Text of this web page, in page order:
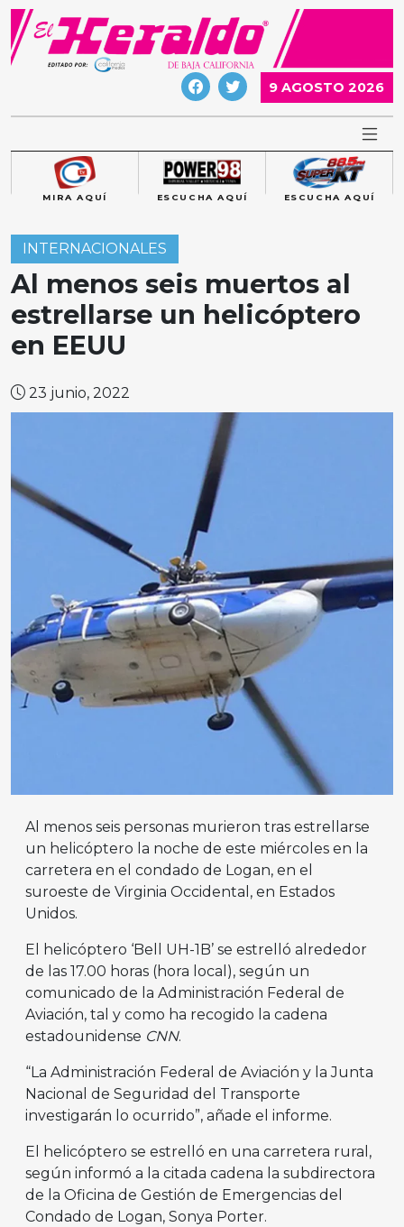
Skip
content
9 AGOSTO 2026
MIRA AQUÍ ESCUCHA AQUÍ ESCUCHA AQUÍ
INTERNACIONALES
Al menos seis muertos al
estrellarse un helicóptero
en EEUU
23 junio, 2022
Al menos seis personas murieron tras estrellarse
un helicóptero la noche de este miércoles en la
carretera en el condado de Logan, en el
suroeste de Virginia Occidental, en Estados
Unidos.
El helicóptero ‘Bell UH-1B’ se estrelló alrededor
de las 17.00 horas (hora local), según un
comunicado de la Administración Federal de
Aviación, tal y como ha recogido la cadena
estadounidense CNN.
“La Administración Federal de Aviación y la Junta
Nacional de Seguridad del Transporte
investigarán lo ocurrido”, añade el informe.
El helicóptero se estrelló en una carretera rural,
según informó a la citada cadena la subdirectora
de la Oficina de Gestión de Emergencias del
Condado de Logan, Sonya Porter.